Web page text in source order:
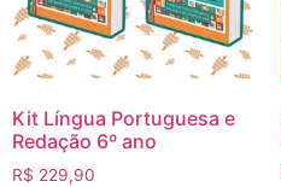
Kit Língua Portuguesa e
Redação 6º ano
R$ 229,90